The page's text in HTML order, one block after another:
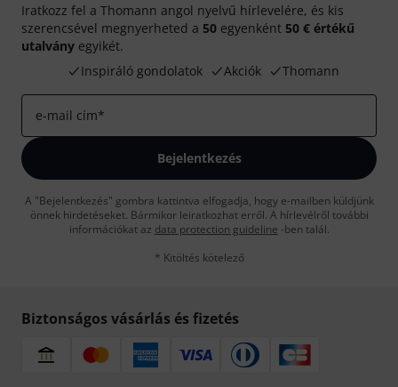
Iratkozz fel a Thomann angol nyelvű hírlevelére, és kis
szerencsével megnyerheted a 50 egyenként 50 € értékű
utalvány egyikét.
Inspiráló gondolatok
Akciók Thomann
e-mail cím*
Bejelentkezés
A "Bejelentkezés" gombra kattintva elfogadja, hogy e-mailben küldjünk
önnek hirdetéseket. Bármikor leiratkozhat erről. A hírlevélről további
információkat az data protection guideline -ben talál.
* Kitöltés kötelező
Biztonságos vásárlás és fizetés